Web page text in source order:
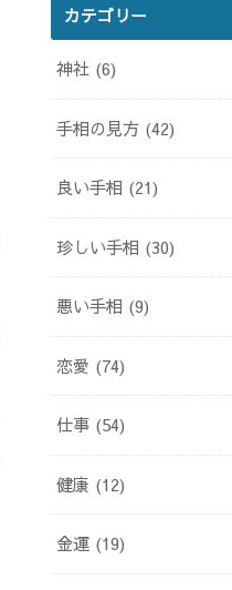
カテゴリー
神社 (6)
手相の見方 (42)
良い手相 (21)
珍しい手相 (30)
悪い手相 (9)
恋愛 (74)
仕事 (54)
健康 (12)
金運 (19)